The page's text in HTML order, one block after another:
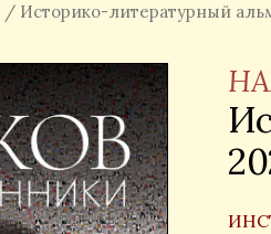
/ Историко-литературный